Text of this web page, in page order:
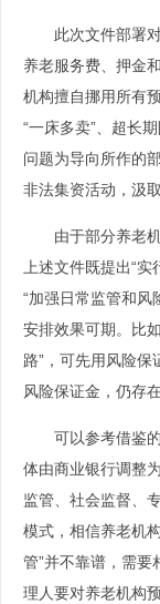
此次文件部署对
养老服务费、押金
机构擅自挪用所有
“一床多卖”、超长
问题为导向所作的
非法集资活动，汲
由于部分养老机
上述文件既提出“实
“加强日常监管和风
安排效果可期。比
路”，可先用风险
风险保证金，仍存
可以参考借鉴的
体由商业银行调整
监管、社会监督、
模式，相信养老机
管”并不靠谱，需
理人要对养老机构